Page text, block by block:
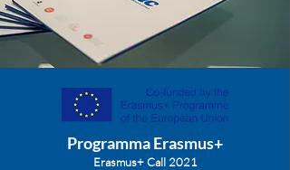
Programma Erasmus+
Erasmus+ Call 2021